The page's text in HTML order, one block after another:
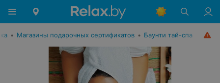
• Магазины подарочных сертификатов • Баунти тай-спа